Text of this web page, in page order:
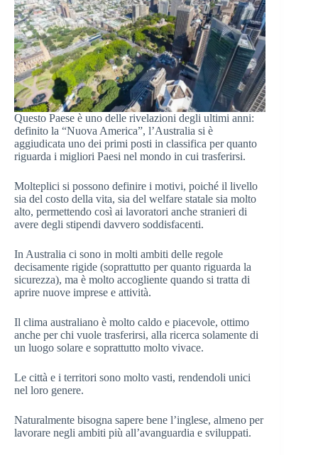
Questo Paese è uno delle rivelazioni degli ultimi anni:
definito la “Nuova America”, l’Australia si è
aggiudicata uno dei primi posti in classifica per quanto
riguarda i migliori Paesi nel mondo in cui trasferirsi.
Molteplici si possono definire i motivi, poiché il livello
sia del costo della vita, sia del welfare statale sia molto
alto, permettendo così ai lavoratori anche stranieri di
avere degli stipendi davvero soddisfacenti.
In Australia ci sono in molti ambiti delle regole
decisamente rigide (soprattutto per quanto riguarda la
sicurezza), ma è molto accogliente quando si tratta di
aprire nuove imprese e attività.
Il clima australiano è molto caldo e piacevole, ottimo
anche per chi vuole trasferirsi, alla ricerca solamente di
un luogo solare e soprattutto molto vivace.
Le città e i territori sono molto vasti, rendendoli unici
nel loro genere.
Naturalmente bisogna sapere bene l’inglese, almeno per
lavorare negli ambiti più all’avanguardia e sviluppati.